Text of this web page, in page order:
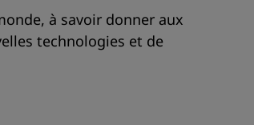
à savoir donner aux
technologies et de